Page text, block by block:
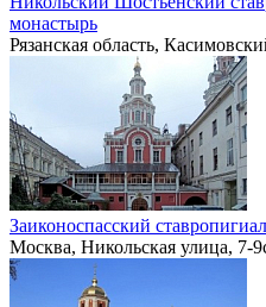
монастырь
Рязанская область,
Заиконоспасский
Москва, Никольская улица, 7-